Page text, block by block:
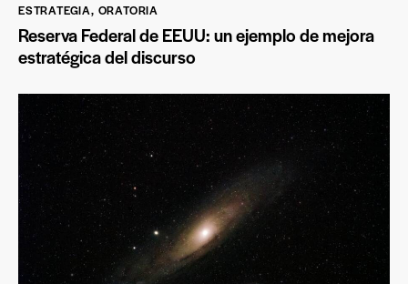
ESTRATEGIA, ORATORIA
Reserva Federal de EEUU: un ejemplo de mejora
estratégica del discurso